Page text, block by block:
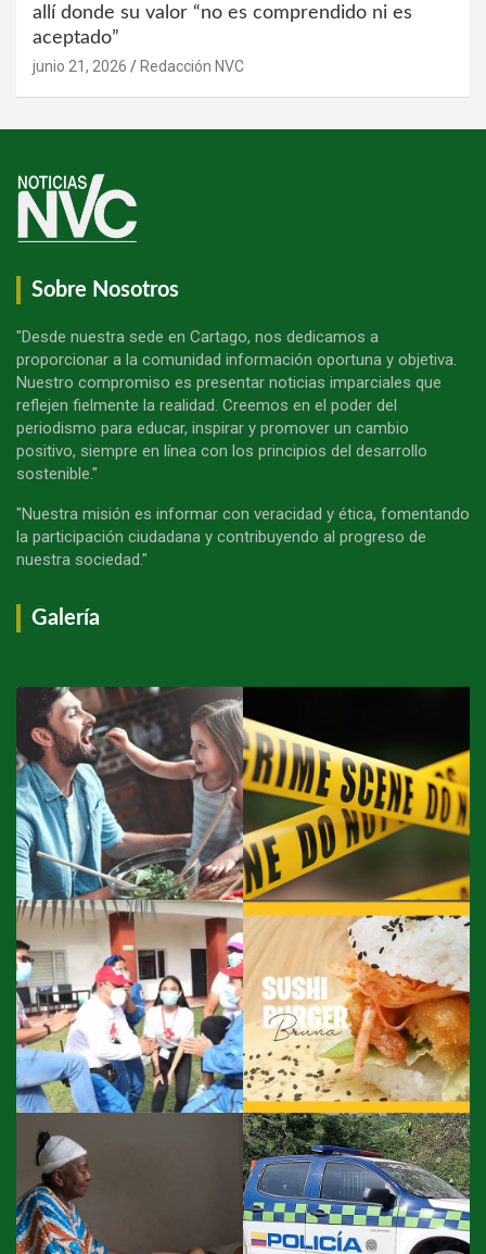
allí donde su valor “no es comprendido ni es
aceptado”
junio 21, 2026 Redacción NVC
Sobre Nosotros
"Desde nuestra sede en Cartago, nos dedicamos a
proporcionar a la comunidad información oportuna y objetiva.
Nuestro compromiso es presentar noticias imparciales que
reflejen fielmente la realidad. Creemos en el poder del
periodismo para educar, inspirar y promover un cambio
positivo, siempre en línea con los principios del desarrollo
sostenible."
"Nuestra misión es informar con veracidad y ética, fomentando
la participación ciudadana y contribuyendo al progreso de
nuestra sociedad."
Galería